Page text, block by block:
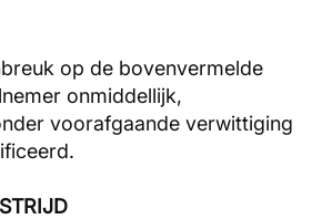
op de bovenvermelde
onmiddellijk,
voorafgaande verwittiging